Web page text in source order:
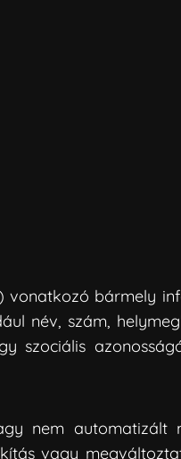
vonatkozó bármely
név, szám,
szociális
nem
vagy